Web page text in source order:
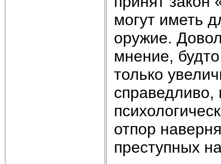
могут иметь
оружие.
мнение,
только
справедливо,
отпор
преступных